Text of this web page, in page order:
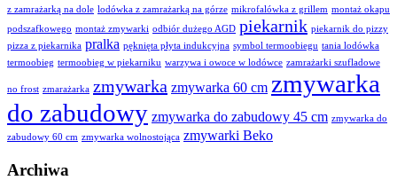
z zamrażarką na dole lodówka z zamrażarką na górze mikrofalówka z grillem montaż okapu
podszafkowego montaż zmywarki odbiór dużego AGD piekarnik piekarnik do pizzy
pizza z piekarnika pralka pęknięta płyta indukcyjna symbol termoobiegu tania lodówka
termoobieg termoobieg w piekarniku warzywa i owoce w lodówce zamrażarki szufladowe
no frost zmarażarka zmywarka zmywarka 60 cm zmywarka
do zabudowy zmywarka do zabudowy 45 cm zmywarka do
zabudowy 60 cm zmywarka wolnostojąca zmywarki Beko
Archiwa